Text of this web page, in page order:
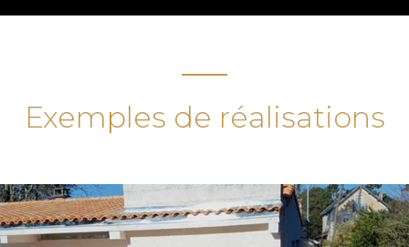
Exemples de réalisations